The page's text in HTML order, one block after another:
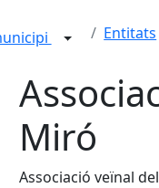
Entitats
Miró
Associació veïnal